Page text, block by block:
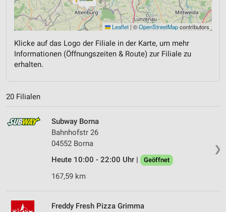
Leaflet | ©OpenStreetMapcontributors
Klicke auf das Logo der Filiale in der Karte, um mehr
Informationen (Öffnungszeiten & Route) zur Filiale zu
erhalten.
20 Filialen
❯
Subway Borna
Bahnhofstr 26
04552 Borna
Heute 10:00 - 22:00 Uhr |
Geöffnet
167,59 km
Freddy Fresh Pizza Grimma